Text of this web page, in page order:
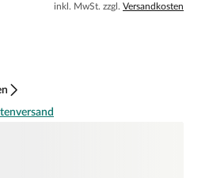
inkl. MwSt. zzgl. Versandkosten